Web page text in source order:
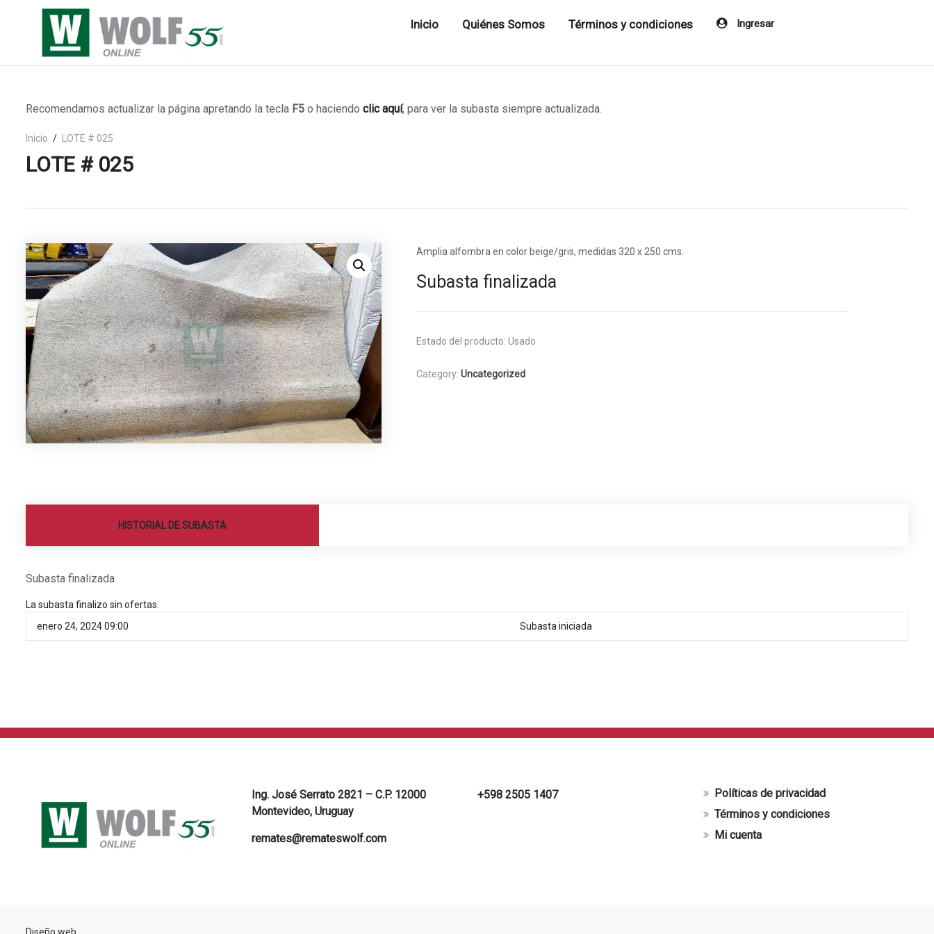
Inicio Quiénes Somos Términos y condiciones Ingresar
Recomendamos actualizar la página apretando la tecla F5 o haciendo clic aquí, para ver la subasta siempre actualizada.
Inicio LOTE # 025
LOTE # 025
Amplia alfombra en color beige/gris, medidas 320 x 250 cms.
Subasta finalizada
Estado del producto: Usado
Category: Uncategorized
HISTORIAL DE SUBASTA
Subasta finalizada
La subasta finalizo sin ofertas.
enero 24, 2024 09:00
Subasta iniciada
Ing. José Serrato 2821 – C.P. 12000
Montevideo, Uruguay
remates@remateswolf.com
+598 2505 1407
Políticas de privacidad
Términos y condiciones
Mi cuenta
Diseño web